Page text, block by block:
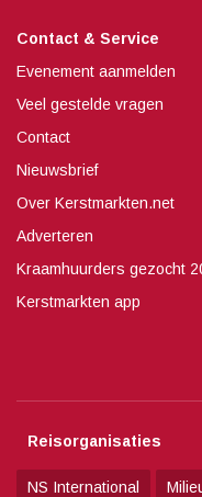
Contact & Service
Evenement aanmelden
Veel gestelde vragen
Contact
Nieuwsbrief
Over Kerstmarkten.net
Adverteren
Kraamhuurders gezocht
Kerstmarkten app
Reisorganisaties
NS International